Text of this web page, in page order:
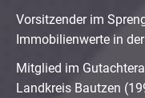
Vorsitzender im
Immobilienwerte in
Mitglied im
Landkreis Bautzen